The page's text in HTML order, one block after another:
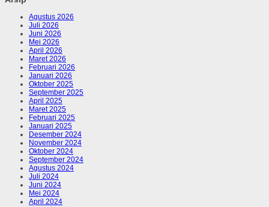
Agustus 2026
Juli 2026
Juni 2026
Mei 2026
April 2026
Maret 2026
Februari 2026
Januari 2026
Oktober 2025
September 2025
April 2025
Maret 2025
Februari 2025
Januari 2025
Desember 2024
November 2024
Oktober 2024
September 2024
Agustus 2024
Juli 2024
Juni 2024
Mei 2024
April 2024